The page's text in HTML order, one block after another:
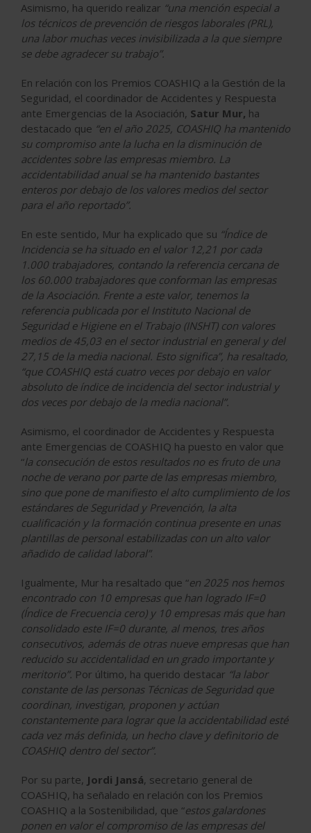
Asimismo, ha querido realizar “una mención especial a
los técnicos de prevención de riesgos laborales (PRL),
una labor muchas veces invisibilizada a la que siempre
se debe agradecer su trabajo”.
En relación con los Premios COASHIQ a la Gestión de la
Seguridad, el coordinador de Accidentes y Respuesta
ante Emergencias de la Asociación, Satur Mur, ha
destacado que “en el año 2025, COASHIQ ha mantenido
su compromiso ante la lucha en la disminución de
accidentes sobre las empresas miembro. La
accidentabilidad anual se ha mantenido bastantes
enteros por debajo de los valores medios del sector
para el año reportado”.
En este sentido, Mur ha explicado que su “Índice de
Incidencia se ha situado en el valor 12,21 por cada
1.000 trabajadores, contando la referencia cercana de
los 60.000 trabajadores que conforman las empresas
de la Asociación. Frente a este valor, tenemos la
referencia publicada por el Instituto Nacional de
Seguridad e Higiene en el Trabajo (INSHT) con valores
medios de 45,03 en el sector industrial en general y del
27,15 de la media nacional. Esto significa”, ha resaltado,
“que COASHIQ está cuatro veces por debajo en valor
absoluto de índice de incidencia del sector industrial y
dos veces por debajo de la media nacional”.
Asimismo, el coordinador de Accidentes y Respuesta
ante Emergencias de COASHIQ ha puesto en valor que
“la consecución de estos resultados no es fruto de una
noche de verano por parte de las empresas miembro,
sino que pone de manifiesto el alto cumplimiento de los
estándares de Seguridad y Prevención, la alta
cualificación y la formación continua presente en unas
plantillas de personal estabilizadas con un alto valor
añadido de calidad laboral”.
Igualmente, Mur ha resaltado que “en 2025 nos hemos
encontrado con 10 empresas que han logrado IF=0
(Índice de Frecuencia cero) y 10 empresas más que han
consolidado este IF=0 durante, al menos, tres años
consecutivos, además de otras nueve empresas que han
reducido su accidentalidad en un grado importante y
meritorio”. Por último, ha querido destacar “la labor
constante de las personas Técnicas de Seguridad que
coordinan, investigan, proponen y actúan
constantemente para lograr que la accidentabilidad esté
cada vez más definida, un hecho clave y definitorio de
COASHIQ dentro del sector”.
Por su parte, Jordi Jansá, secretario general de
COASHIQ, ha señalado en relación con los Premios
COASHIQ a la Sostenibilidad, que “estos galardones
ponen en valor el compromiso de las empresas del